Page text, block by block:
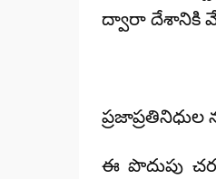
ద్వారా దేశానికి
ఈ పొదుపు